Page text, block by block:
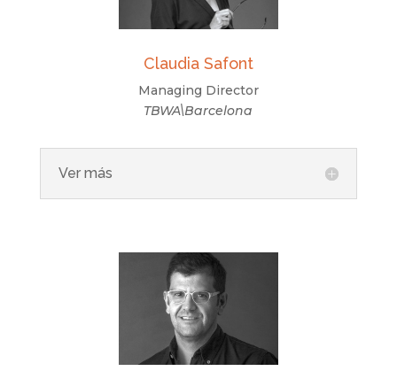
Claudia Safont
Managing Director
TBWA\Barcelona
Ver más